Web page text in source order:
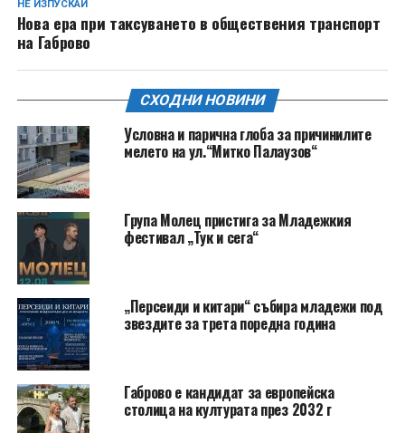
НЕ ИЗПУСКАЙ
Нова ера при таксуването в обществения транспорт
на Габрово
СХОДНИ НОВИНИ
Условна и парична глоба за причинилите
мелето на ул.“Митко Палаузов“
Група Молец пристига за Младежкия
фестивал „Тук и сега“
„Персеиди и китари“ събира младежи под
звездите за трета поредна година
Габрово е кандидат за европейска
столица на културата през 2032 г